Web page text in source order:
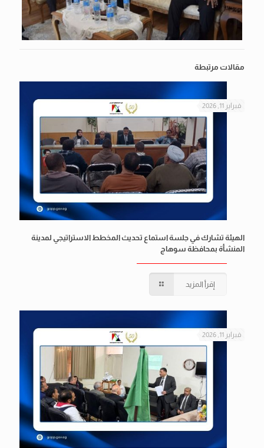
مقالات مرتبطة
فبراير 11, 2026
الهيئة تشارك في جلسة استماع تحديث المخطط الاستراتيجي لمدينة
المنشأة بمحافظة سوهاج
إقرأ المزيد
فبراير 11, 2026